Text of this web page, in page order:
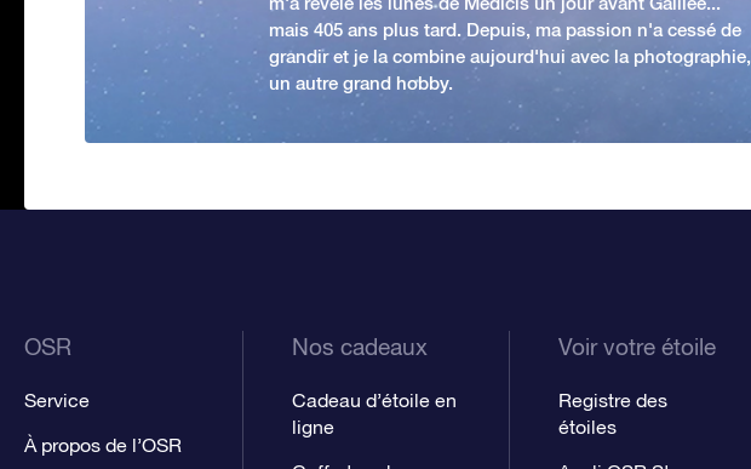
mais 405 ans plus tard. Depuis, ma passion n'a cessé de
grandir et je la combine aujourd'hui avec la photographie,
un autre grand hobby.
OSR
Service
À propos de l’OSR
Nos cadeaux
Cadeau d’étoile en
ligne
Voir votre étoile
Registre des
étoiles